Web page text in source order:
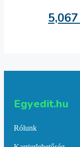
5,067
Egyedit.hu
Rólunk